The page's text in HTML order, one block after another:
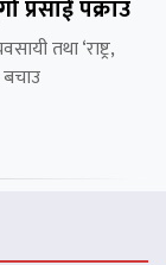
पक्राउ
तथा ‘राष्ट्र,
बचाउ